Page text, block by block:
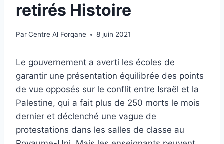
retirés Histoire
ParCentre Al Forqane 8 juin 2021
Le gouvernement a averti les écoles de
garantir une présentation équilibrée des points
de vue opposés sur le conflit entre Israël et la
Palestine, qui a fait plus de 250 morts le mois
dernier et déclenché une vague de
protestations dans les salles de classe au